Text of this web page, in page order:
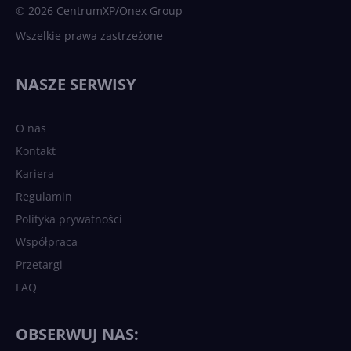
© 2026 CentrumXP/Onex Group
Wszelkie prawa zastrzeżone
NASZE SERWISY
O nas
Kontakt
Kariera
Regulamin
Polityka prywatności
Współpraca
Przetargi
FAQ
OBSERWUJ NAS: